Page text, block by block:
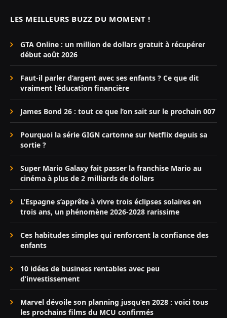
LES MEILLEURS BUZZ DU MOMENT !
GTA Online : un million de dollars gratuit à récupérer
début août 2026
Faut-il parler d’argent avec ses enfants ? Ce que dit
vraiment l’éducation financière
James Bond 26 : tout ce que l’on sait sur le prochain 007
Pourquoi la série GIGN cartonne sur Netflix depuis sa
sortie ?
Super Mario Galaxy fait passer la franchise Mario au
cinéma à plus de 2 milliards de dollars
L’Espagne s’apprête à vivre trois éclipses solaires en
trois ans, un phénomène 2026-2028 rarissime
Ces habitudes simples qui renforcent la confiance des
enfants
10 idées de business rentables avec peu
d’investissement
Marvel dévoile son planning jusqu’en 2028 : voici tous
les prochains films du MCU confirmés